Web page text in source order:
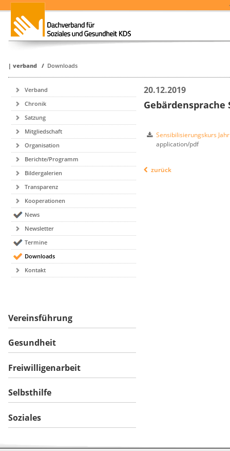
| verband / Downloads
Verband
Chronik
Satzung
Mitgliedschaft
Organisation
Berichte/Programm
Bildergalerien
Transparenz
Kooperationen
News
Newsletter
Termine
Downloads
Kontakt
Vereinsführung
Gesundheit
Freiwilligenarbeit
Selbsthilfe
Soziales
20.12.2019
Sensibilisierungskurs
application/pdf
zurück